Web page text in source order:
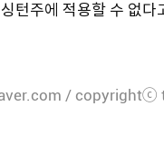
턴주에 적용할 수 없다
/ copyrightⓒ